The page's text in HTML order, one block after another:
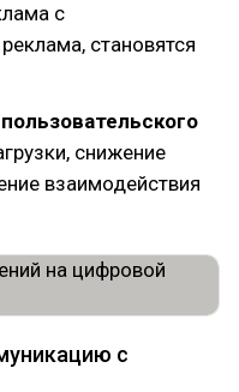
с
становятся
снижение
взаимодействия
с